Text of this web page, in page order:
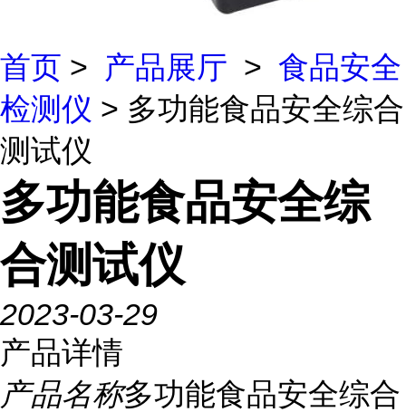
首页 > 产品展厅 > 食品安全
检测仪 > 多功能食品安全综合
测试仪
多功能食品安全综
合测试仪
2023-03-29
产品详情
产品名称多功能食品安全综合